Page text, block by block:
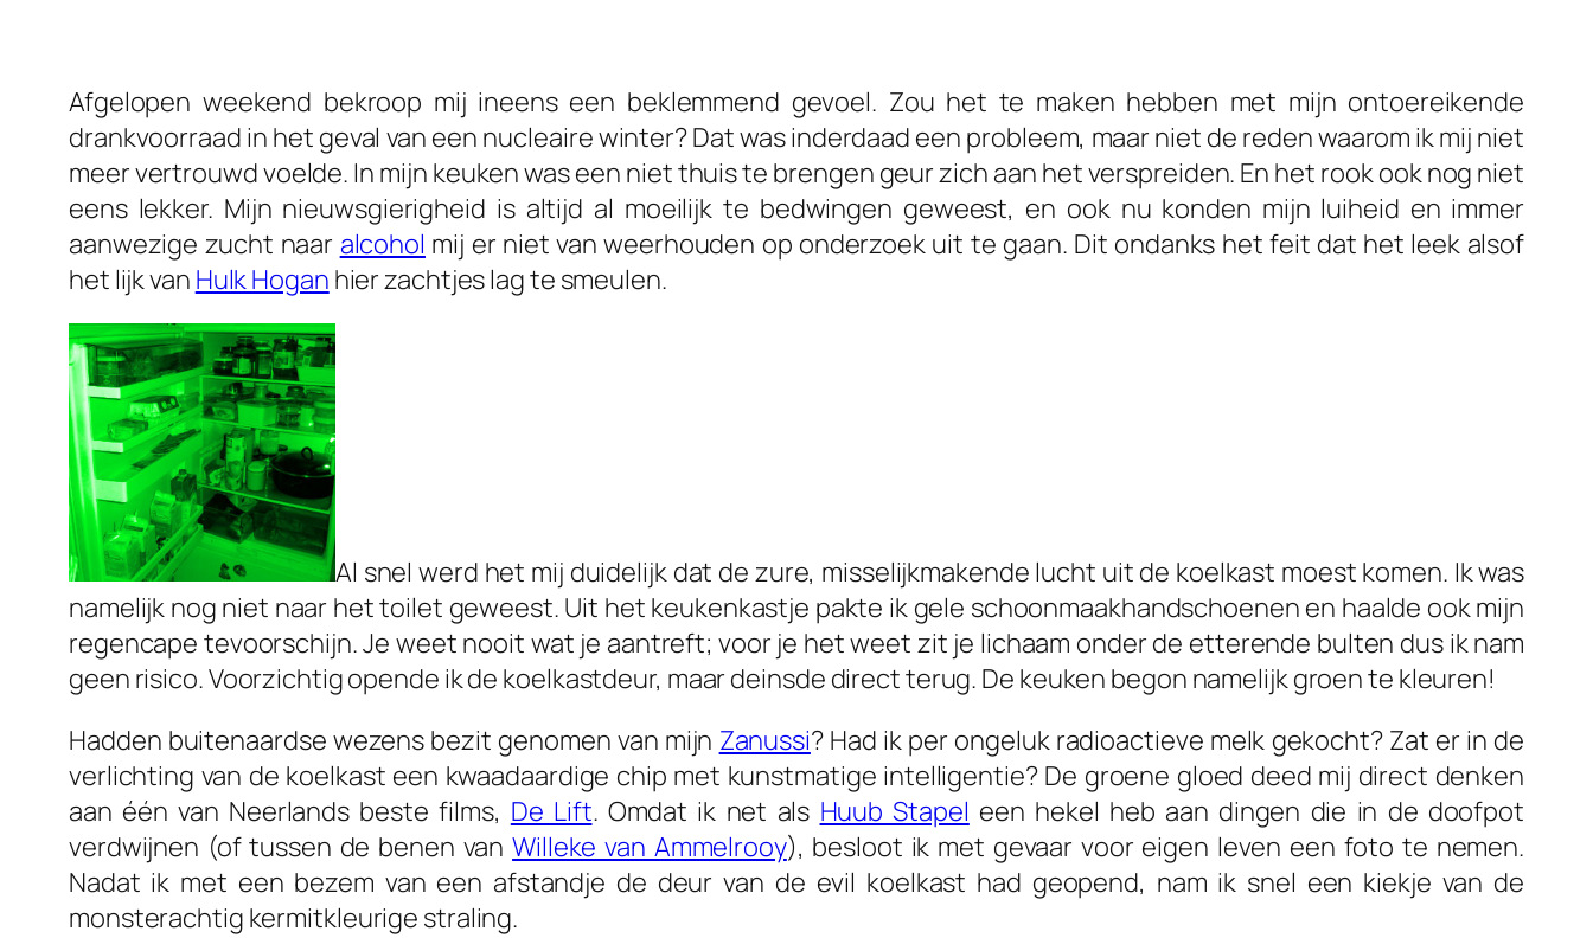
Afgelopen weekend bekroop mij ineens een beklemmend gevoel. Zou het te maken hebben met mijn ontoereikende
drankvoorraad in het geval van een nucleaire winter? Dat was inderdaad een probleem, maar niet de reden waarom ik mij niet
meer vertrouwd voelde. In mijn keuken was een niet thuis te brengen geur zich aan het verspreiden. En het rook ook nog niet
eens lekker. Mijn nieuwsgierigheid is altijd al moeilijk te bedwingen geweest, en ook nu konden mijn luiheid en immer
aanwezige zucht naar alcohol mij er niet van weerhouden op onderzoek uit te gaan. Dit ondanks het feit dat het leek alsof
het lijk van Hulk Hogan hier zachtjes lag te smeulen.
Al snel werd het mij duidelijk dat de zure, misselijkmakende lucht uit de koelkast moest komen. Ik was
namelijk nog niet naar het toilet geweest. Uit het keukenkastje pakte ik gele schoonmaakhandschoenen en haalde ook mijn
regencape tevoorschijn. Je weet nooit wat je aantreft; voor je het weet zit je lichaam onder de etterende bulten dus ik nam
geen risico. Voorzichtig opende ik de koelkastdeur, maar deinsde direct terug. De keuken begon namelijk groen te kleuren!
Hadden buitenaardse wezens bezit genomen van mijn Zanussi? Had ik per ongeluk radioactieve melk gekocht? Zat er in de
verlichting van de koelkast een kwaadaardige chip met kunstmatige intelligentie? De groene gloed deed mij direct denken
aan één van Neerlands beste films, De Lift. Omdat ik net als Huub Stapel een hekel heb aan dingen die in de doofpot
verdwijnen (of tussen de benen vanWilleke van Ammelrooy), besloot ik met gevaar voor eigen leven een foto te nemen.
Nadat ik met een bezem van een afstandje de deur van de evil koelkast had geopend, nam ik snel een kiekje van de
monsterachtig kermitkleurige straling.